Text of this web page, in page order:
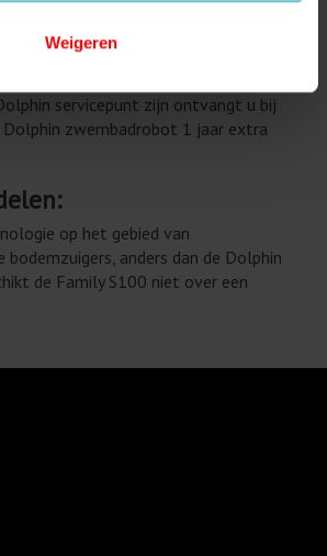
Weigeren
informatie over het onderhoud van
neemcontact
Dolphin servicepunt
servicepunt zijn ontvangt u bij
Dolphin zwembadrobot 1 jaar extra
op het gebied van
anders dan de Dolphin
de Family S100 niet over een